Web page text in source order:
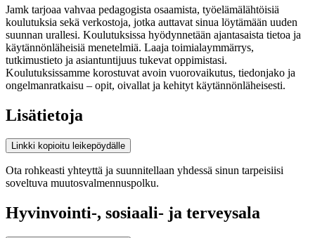
Jamk tarjoaa vahvaa pedagogista osaamista, työelämälähtöisiä
koulutuksia sekä verkostoja, jotka auttavat sinua löytämään uuden
suunnan urallesi. Koulutuksissa hyödynnetään ajantasaista tietoa ja
käytännönläheisiä menetelmiä. Laaja toimialaymmärrys,
tutkimustieto ja asiantuntijuus tukevat oppimistasi.
Koulutuksissamme korostuvat avoin vuorovaikutus, tiedonjako ja
ongelmanratkaisu – opit, oivallat ja kehityt käytännönläheisesti.
Lisätietoja
Linkki kopioitu leikepöydälle
Ota rohkeasti yhteyttä ja suunnitellaan yhdessä sinun tarpeisiisi
soveltuva muutosvalmennuspolku.
Hyvinvointi-, sosiaali- ja terveysala